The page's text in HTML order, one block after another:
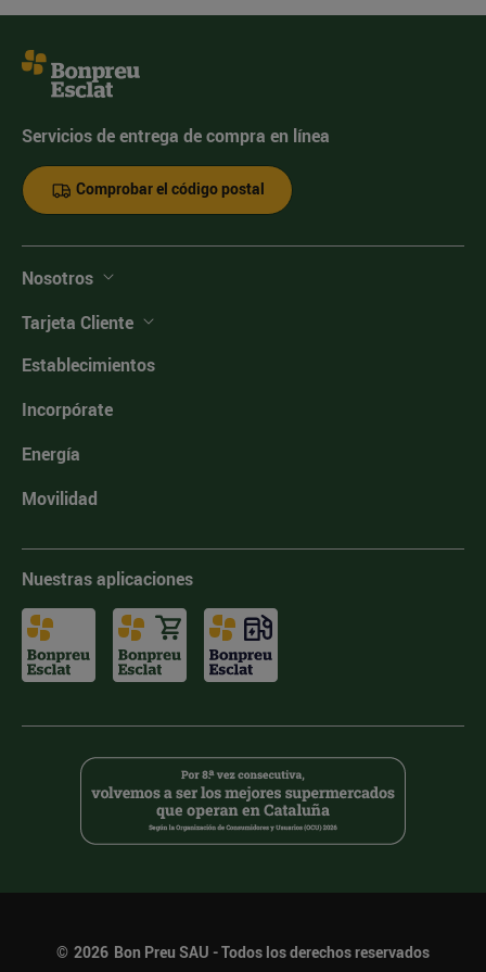
Servicios de entrega de compra en línea
Comprobar el código postal
Nosotros
Tarjeta Cliente
Establecimientos
Incorpórate
Energía
Movilidad
Nuestras aplicaciones
© 2026 Bon Preu SAU - Todos los derechos reservados